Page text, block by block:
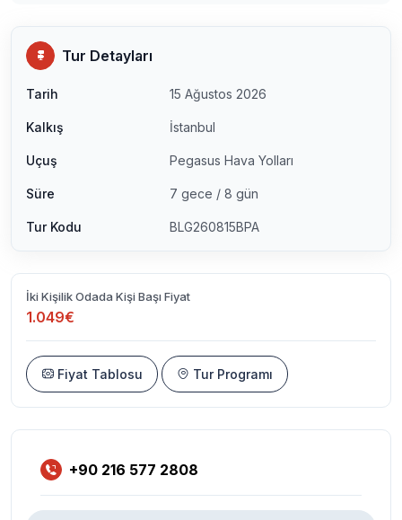
Tur Detayları
Tarih 15 Ağustos 2026
Kalkış İstanbul
Uçuş Pegasus Hava Yolları
Süre 7 gece / 8 gün
Tur Kodu BLG260815BPA
İki Kişilik Odada Kişi Başı Fiyat
1.049€
Fiyat Tablosu Tur Programı
+90 216 577 2808